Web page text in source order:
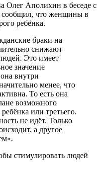
Олег Аполихин в беседе с
сообщил, что женщины в
ребёнка.
браки на
снижают
Это имеет
значение
внутри
менее, что
То есть она
возможного
или третьего.
не идёт. Только
а другое
стимулировать людей